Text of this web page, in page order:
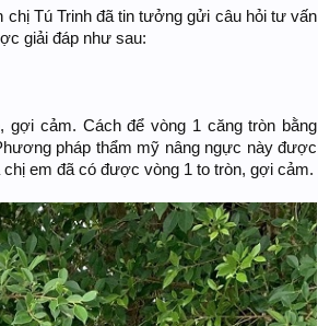
Tú Trinh đã tin tưởng gửi câu hỏi tư vấn
giải đáp như sau:
cảm. Cách để vòng 1 căng tròn bằng
pháp thẩm mỹ nâng ngực này được
em đã có được vòng 1 to tròn, gợi cảm.